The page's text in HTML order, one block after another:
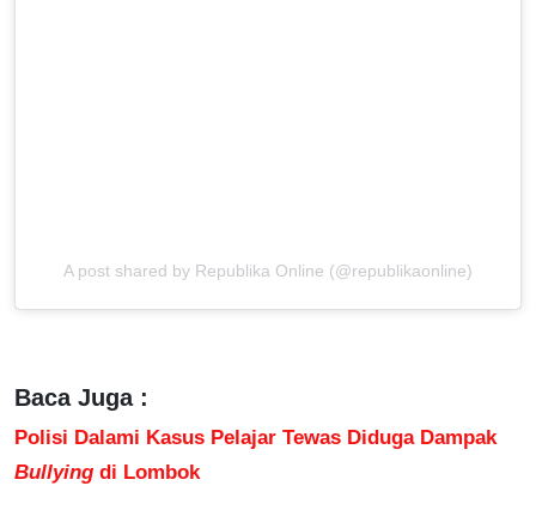
A post shared by Republika Online (@republikaonline)
Baca Juga :
Polisi Dalami Kasus Pelajar Tewas Diduga Dampak
Bullying di Lombok